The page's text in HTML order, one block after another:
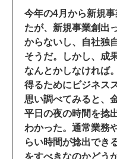
今年の4月から新規
たが、新規事業創出
からないし、自社独
そうだ。しかし、成
なんとかしなければ
得るためにビジネス
思い調べてみると、
平日の夜の時間を捻
わかった。通常業務
らい時間が捻出でき
をすべきなのかど